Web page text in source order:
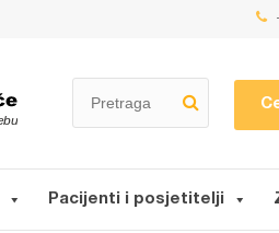
Pacijenti i posjetitelji